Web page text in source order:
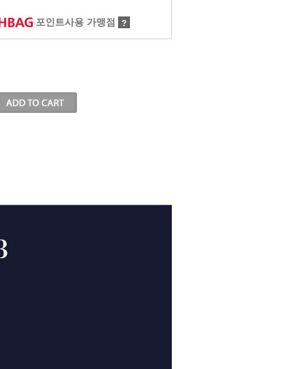
포인트사용 가맹점 ?